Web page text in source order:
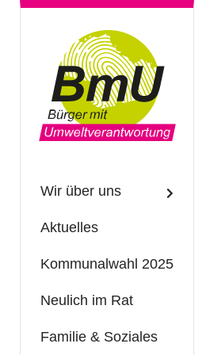
Wir über uns
Aktuelles
Kommunalwahl 2025
Neulich im Rat
Familie & Soziales